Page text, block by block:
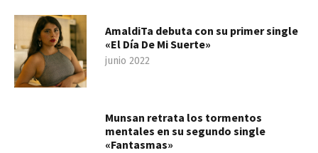
AmaldiTa debuta con su primer single
«El Día De Mi Suerte»
junio 2022
Munsan retrata los tormentos
mentales en su segundo single
«Fantasmas»